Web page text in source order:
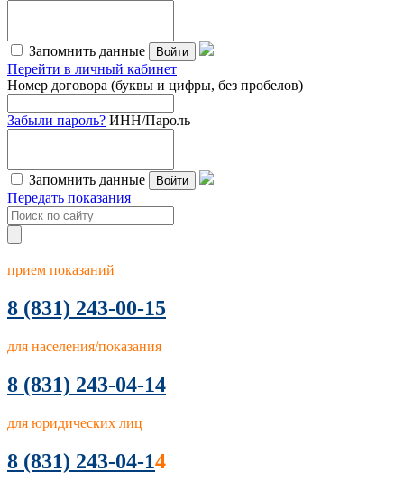
Запомнить данные Войти
Перейти в личный кабинет
Номер договора (буквы и цифры, без пробелов)
Забыли пароль? ИНН/Пароль
Запомнить данные Войти
Передать показания
прием показаний
8 (831) 243-00-15
для населения/показания
8 (831) 243-04-14
для юридических лиц
8 (831) 243-04-14